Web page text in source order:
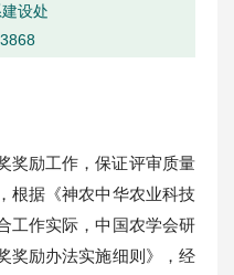
设处
3868
奖励工作，保证评审质量
根据《神农中华农业科技
工作实际，中国农学会研
奖励办法实施细则》，经